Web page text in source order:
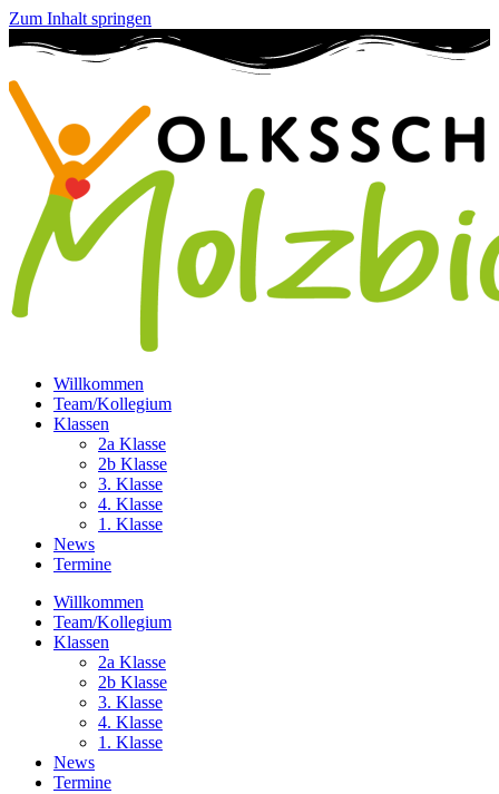
Zum Inhalt springen
Willkommen
Team/Kollegium
Klassen
2a Klasse
2b Klasse
3. Klasse
4. Klasse
1. Klasse
News
Termine
Willkommen
Team/Kollegium
Klassen
2a Klasse
2b Klasse
3. Klasse
4. Klasse
1. Klasse
News
Termine